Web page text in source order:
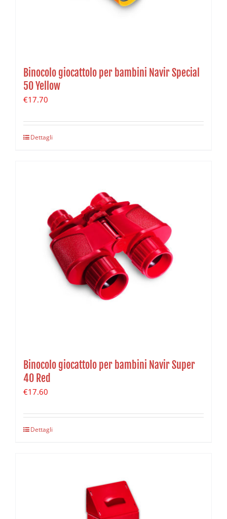
Binocolo giocattolo per bambini Navir Special
50 Yellow
€17.70
Dettagli
Binocolo giocattolo per bambini Navir Super
40 Red
€17.60
Dettagli